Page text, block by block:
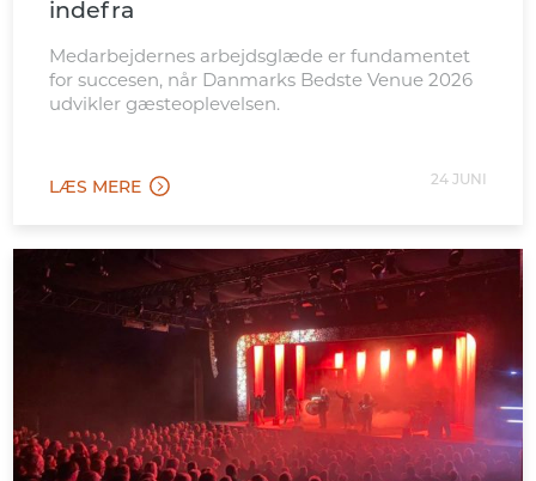
indefra
Medarbejdernes arbejdsglæde er fundamentet
for succesen, når Danmarks Bedste Venue 2026
udvikler gæsteoplevelsen.
LÆS MERE 24 JUNI